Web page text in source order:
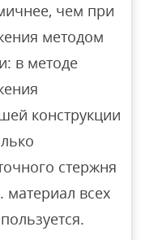
чем при
методом
в методе
конструкции
стержня
материал всех